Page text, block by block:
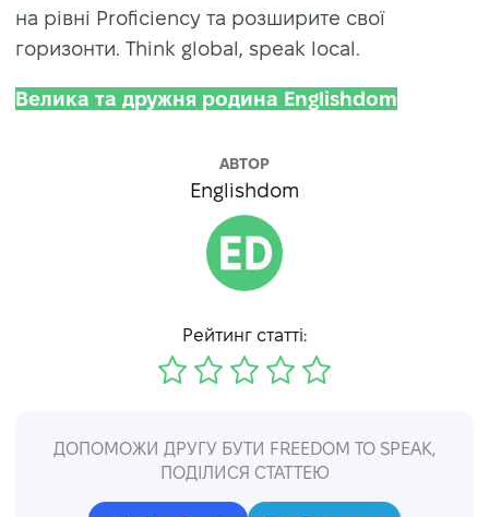
на рівні Proficiency та розширите свої
горизонти. Think global, speak local.
Велика та дружня родина Englishdom
АВТОР
Englishdom
Рейтинг статті:
ДОПОМОЖИ ДРУГУ БУТИ FREEDOM TO SPEAK,
ПОДІЛИСЯ СТАТТЕЮ